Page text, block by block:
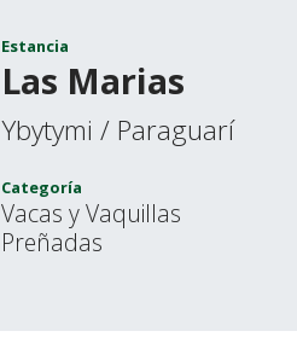
Estancia
Las Marias
Ybytymi / Paraguarí
Categoría
Vacas y Vaquillas
Preñadas